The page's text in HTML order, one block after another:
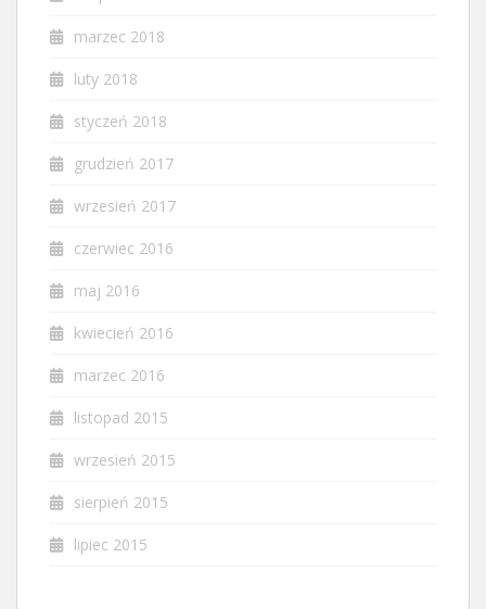
marzec 2018
luty 2018
styczeń 2018
grudzień 2017
wrzesień 2017
czerwiec 2016
maj 2016
kwiecień 2016
marzec 2016
listopad 2015
wrzesień 2015
sierpień 2015
lipiec 2015